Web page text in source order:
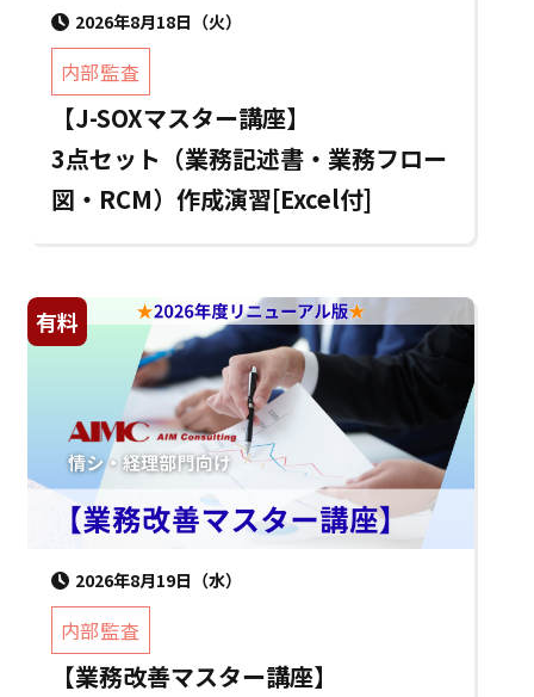
2026年8月18日（火）
内部監査
【J-SOXマスター講座】
3点セット（業務記述書・業務フロー
図・RCM）作成演習[Excel付]
有料
2026年8月19日（水）
内部監査
【業務改善マスター講座】